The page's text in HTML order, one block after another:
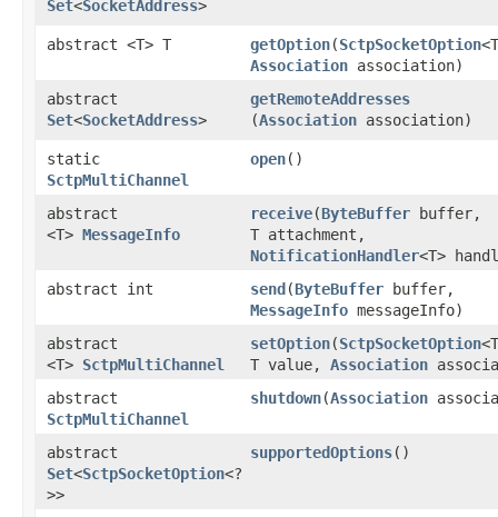
Set<SocketAddress>
abstract <T> T getOption​(SctpSocketOption
Association association)
abstract
Set<SocketAddress>
getRemoteAddresses
(Association association)
static
SctpMultiChannel
open()
abstract
<T> MessageInfo
receive​(ByteBuffer buffer,
T attachment,
NotificationHandler<T>
abstract int
send​(ByteBuffer buffer,
MessageInfo messageInfo)
abstract
<T> SctpMultiChannel
setOption​(SctpSocketOption
T value, Association
abstract
SctpMultiChannel
shutdown​(Association
abstract
Set<SctpSocketOption<?
>>
supportedOptions()